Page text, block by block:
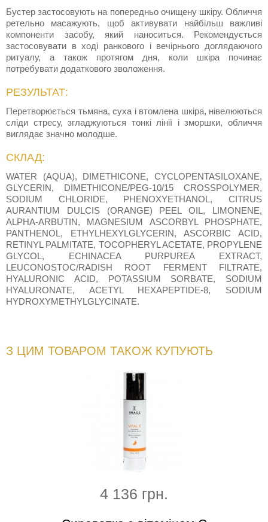
Бустер застосовують на попередньо очищену шкіру. Обличчя
ретельно масажують, щоб активувати найбільш важливі
компоненти засобу, який наноситься. Рекомендується
застосовувати в ході ранкового і вечірнього доглядаючого
ритуалу, а також протягом дня, коли шкіра починає
потребувати додаткового зволоження.
РЕЗУЛЬТАТ:
Перетворюється тьмяна, суха і втомлена шкіра, нівелюються
сліди стресу, згладжуються тонкі лінії і зморшки, обличчя
виглядає значно молодше.
СКЛАД:
WATER (AQUA), DIMETHICONE, CYCLOPENTASILOXANE,
GLYCERIN, DIMETHICONE/PEG-10/15 CROSSPOLYMER,
SODIUM CHLORIDE, PHENOXYETHANOL, CITRUS
AURANTIUM DULCIS (ORANGE) PEEL OIL, LIMONENE,
ALPHA-ARBUTIN, MAGNESIUM ASCORBYL PHOSPHATE,
PANTHENOL, ETHYLHEXYLGLYCERIN, ASCORBIC ACID,
RETINYL PALMITATE, TOCOPHERYL ACETATE, PROPYLENE
GLYCOL, ECHINACEA PURPUREA EXTRACT,
LEUCONOSTOC/RADISH ROOT FERMENT FILTRATE,
HYALURONIC ACID, POTASSIUM SORBATE, SODIUM
HYALURONATE, ACETYL HEXAPEPTIDE-8, SODIUM
HYDROXYMETHYLGLYCINATE.
З ЦИМ ТОВАРОМ ТАКОЖ КУПУЮТЬ
4 136 грн.